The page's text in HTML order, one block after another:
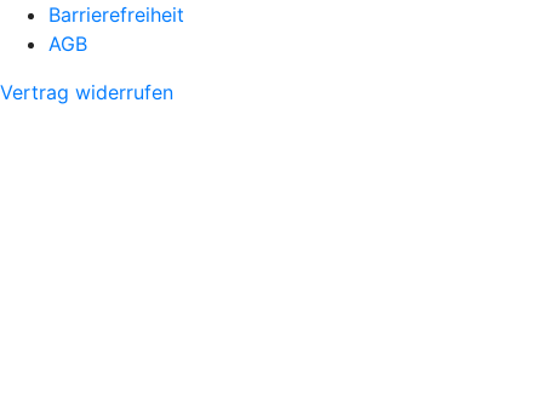
Barrierefreiheit
AGB
Vertrag widerrufen